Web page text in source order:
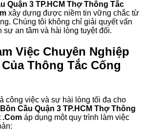
Quận 3 TP.HCM Thợ Thông Tắc
xây dựng được niềm tin vững chắc từ
Chúng tôi không chỉ giải quyết vấn
sự an tâm và hài lòng tuyệt đối.
Việc Chuyên Nghiệp
Thông Tắc Cống
công việc và sự hài lòng tối đa cho
Cầu Quận 3 TP.HCM Thợ Thông
.Com áp dụng một quy trình làm việc